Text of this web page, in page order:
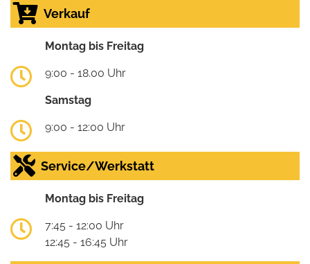
Verkauf
Montag bis Freitag
9:00 - 18.00 Uhr
Samstag
9:00 - 12:00 Uhr
Service/Werkstatt
Montag bis Freitag
7:45 - 12:00 Uhr
12:45 - 16:45 Uhr